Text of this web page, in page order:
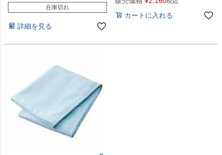
在庫切れ
詳細を見る
カートに入れる